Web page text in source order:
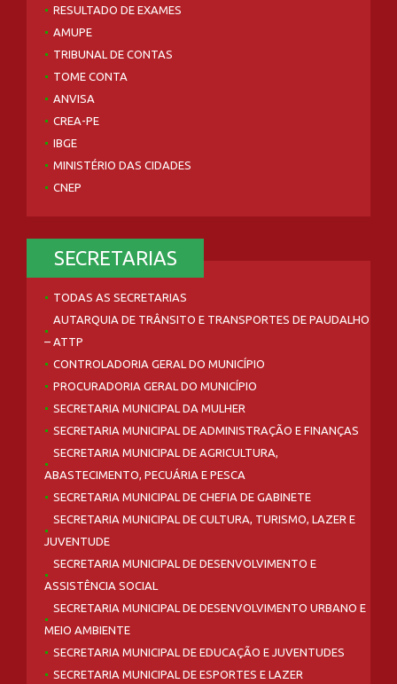
RESULTADO DE EXAMES
AMUPE
TRIBUNAL DE CONTAS
TOME CONTA
ANVISA
CREA-PE
IBGE
MINISTÉRIO DAS CIDADES
CNEP
SECRETARIAS
TODAS AS SECRETARIAS
AUTARQUIA DE TRÂNSITO E TRANSPORTES DE PAUDALHO
– ATTP
CONTROLADORIA GERAL DO MUNICÍPIO
PROCURADORIA GERAL DO MUNICÍPIO
SECRETARIA MUNICIPAL DA MULHER
SECRETARIA MUNICIPAL DE ADMINISTRAÇÃO E FINANÇAS
SECRETARIA MUNICIPAL DE AGRICULTURA,
ABASTECIMENTO, PECUÁRIA E PESCA
SECRETARIA MUNICIPAL DE CHEFIA DE GABINETE
SECRETARIA MUNICIPAL DE CULTURA, TURISMO, LAZER E
JUVENTUDE
SECRETARIA MUNICIPAL DE DESENVOLVIMENTO E
ASSISTÊNCIA SOCIAL
SECRETARIA MUNICIPAL DE DESENVOLVIMENTO URBANO E
MEIO AMBIENTE
SECRETARIA MUNICIPAL DE EDUCAÇÃO E JUVENTUDES
SECRETARIA MUNICIPAL DE ESPORTES E LAZER